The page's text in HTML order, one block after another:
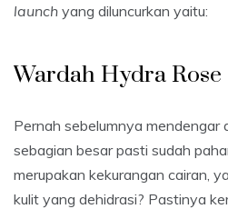
launch yang diluncurkan yaitu:
Wardah Hydra Rose
Pernah sebelumnya mendengar
sebagian besar pasti sudah
merupakan kekurangan cairan,
kulit yang dehidrasi? Pastinya